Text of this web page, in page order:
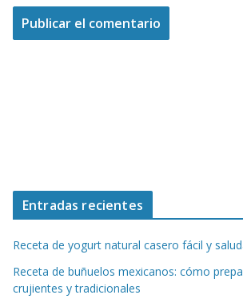
Entradas recientes
Receta de yogurt natural casero fácil y
Receta de buñuelos mexicanos: cómo
crujientes y tradicionales